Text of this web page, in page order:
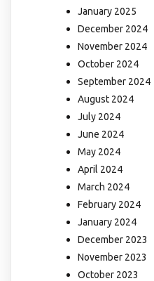
January 2025
December 2024
November 2024
October 2024
September 2024
August 2024
July 2024
June 2024
May 2024
April 2024
March 2024
February 2024
January 2024
December 2023
November 2023
October 2023